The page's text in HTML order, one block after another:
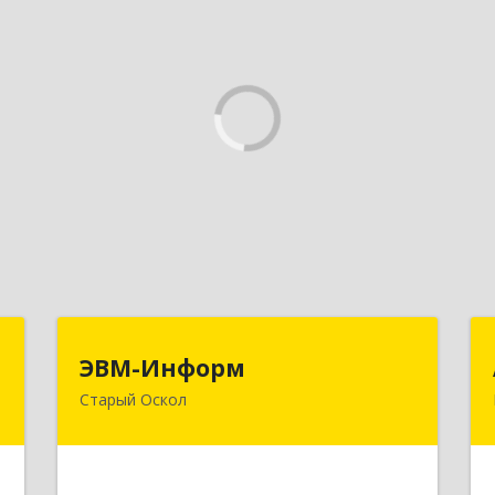
ЭВМ-Информ
Старый Оскол
309516, Белгородская обл, Старый